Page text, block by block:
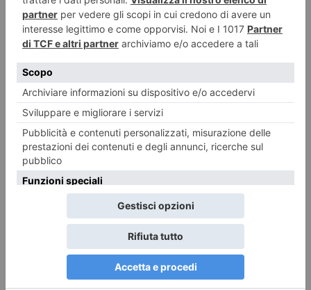
Foto dei lettori: Vedute del/dal Rocciamelone
Ecco le foto di un ciclo di Dipinti Murali realizzati da Silvia Marchionne e
da Gianluca